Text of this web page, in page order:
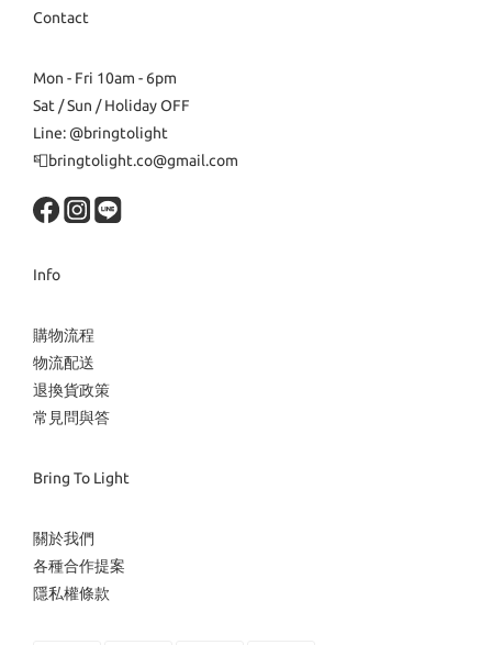
Contact
Mon - Fri 10am - 6pm
Sat / Sun / Holiday OFF
Line: @bringtolight
📮bringtolight.co@gmail.com
Info
購物流程
物流配送
退換貨政策
常見問與答
Bring To Light
關於我們
各種合作提案
隱私權條款